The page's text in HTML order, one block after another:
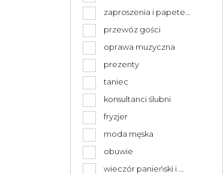
zaproszenia i papete...
przewóz gości
oprawa muzyczna
prezenty
taniec
konsultanci ślubni
fryzjer
moda męska
obuwie
wieczór panieński i ...